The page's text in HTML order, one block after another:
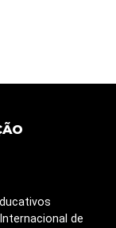
de